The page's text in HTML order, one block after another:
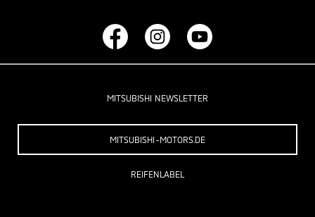
MITSUBISHI NEWSLETTER
MITSUBISHI-MOTORS.DE
REIFENLABEL